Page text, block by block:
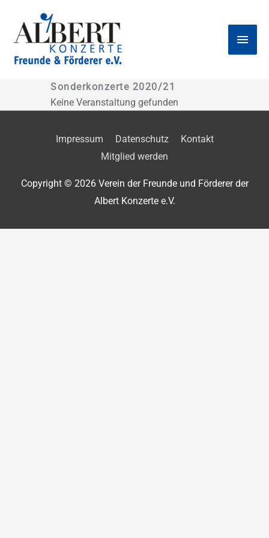
Inhalt
springen
Sonderkonzerte 2020/21
Keine Veranstaltung gefunden
Impressum Datenschutz
Kontakt
Mitglied werden
Copyright © 2026 Verein der Freunde und Förderer der
Albert Konzerte e.V.